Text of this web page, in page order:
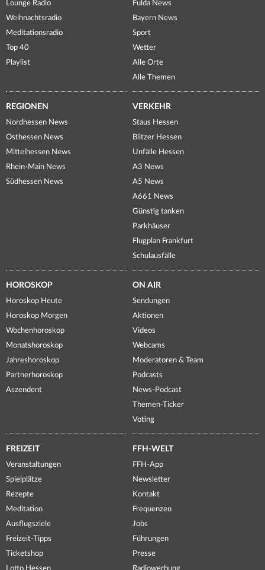
Lounge Radio
Weihnachtsradio
Meditationsradio
Top 40
Playlist
Fulda News
Bayern News
Sport
Wetter
Alle Orte
Alle Themen
REGIONEN
Nordhessen News
Osthessen News
Mittelhessen News
Rhein-Main News
Südhessen News
VERKEHR
Staus Hessen
Blitzer Hessen
Unfälle Hessen
A3 News
A5 News
A661 News
Günstig tanken
Parkhäuser
Flugplan Frankfurt
Schulausfälle
HOROSKOP
Horoskop Heute
Horoskop Morgen
Wochenhoroskop
Monatshoroskop
Jahreshoroskop
Partnerhoroskop
Aszendent
ON AIR
Sendungen
Aktionen
Videos
Webcams
Moderatoren & Team
Podcasts
News-Podcast
Themen-Ticker
Voting
FREIZEIT
Veranstaltungen
Spielplätze
Rezepte
Meditation
Ausflugsziele
Freizeit-Tipps
Ticketshop
Lotto Hessen
FFH-WELT
FFH-App
Newsletter
Kontakt
Frequenzen
Jobs
Führungen
Presse
Radiowerbung